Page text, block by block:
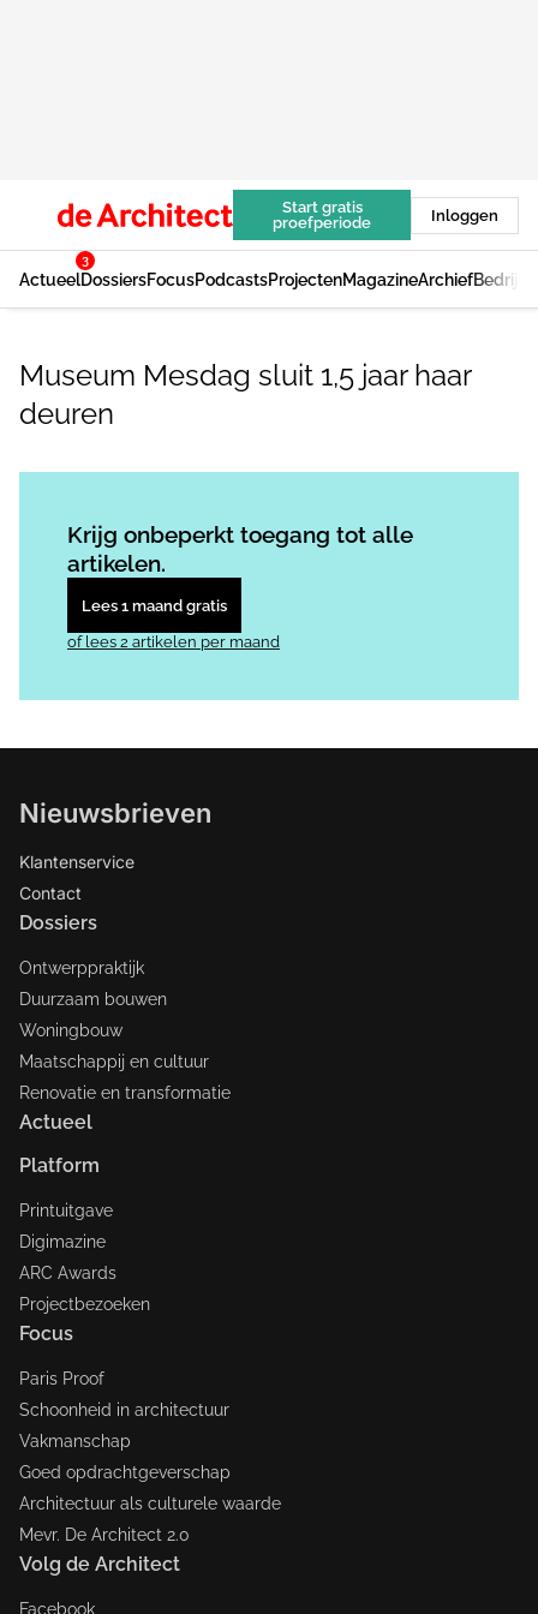
Start gratis
proefperiode
Inloggen
Actueel
3
DossiersFocusPodcastsProjectenMagazineArchief
Museum Mesdag sluit 1,5 jaar haar
deuren
Krijg onbeperkt toegang tot alle
artikelen.
Lees 1 maand gratis
of lees 2 artikelen per maand
Nieuwsbrieven
Klantenservice
Contact
Dossiers
Ontwerppraktijk
Duurzaam bouwen
Woningbouw
Maatschappij en cultuur
Renovatie en transformatie
Actueel
Platform
Printuitgave
Digimazine
ARC Awards
Projectbezoeken
Focus
Paris Proof
Schoonheid in architectuur
Vakmanschap
Goed opdrachtgeverschap
Architectuur als culturele waarde
Mevr. De Architect 2.0
Volg de Architect
Facebook